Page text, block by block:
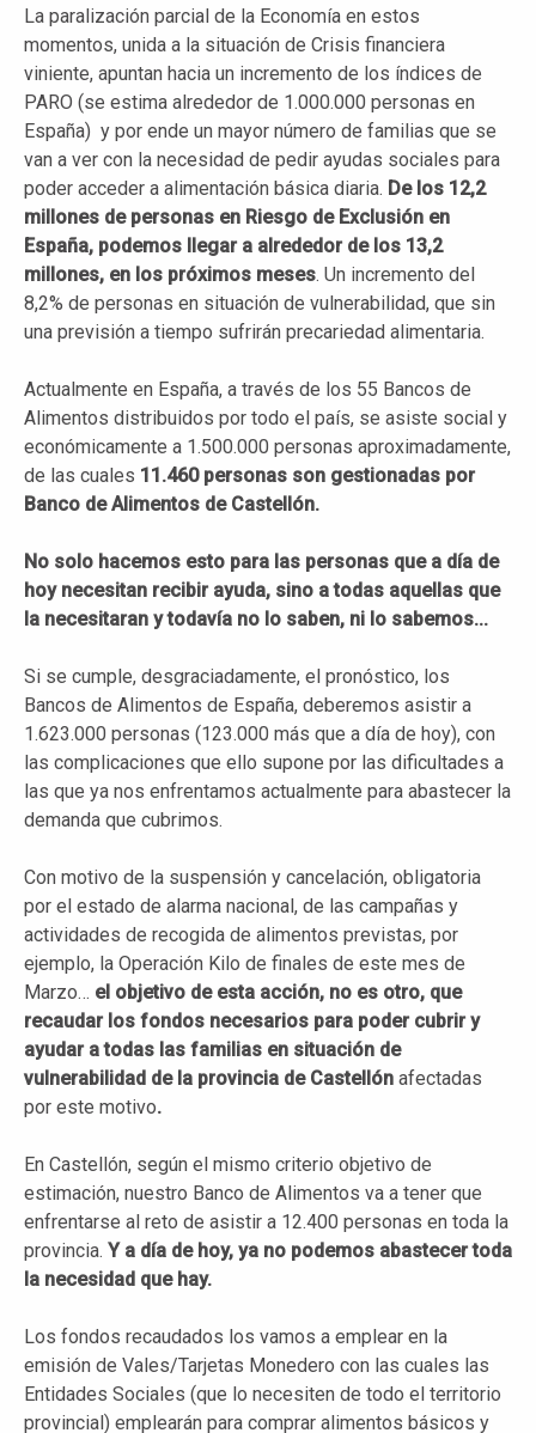
La paralización parcial de la Economía en estos
momentos, unida a la situación de Crisis financiera
viniente, apuntan hacia un incremento de los índices de
PARO (se estima alrededor de 1.000.000 personas en
España) y por ende un mayor número de familias que se
van a ver con la necesidad de pedir ayudas sociales para
poder acceder a alimentación básica diaria. De los 12,2
millones de personas en Riesgo de Exclusión en
España, podemos llegar a alrededor de los 13,2
millones, en los próximos meses. Un incremento del
8,2% de personas en situación de vulnerabilidad, que sin
una previsión a tiempo sufrirán precariedad alimentaria.
Actualmente en España, a través de los 55 Bancos de
Alimentos distribuidos por todo el país, se asiste social y
económicamente a 1.500.000 personas aproximadamente,
de las cuales 11.460 personas son gestionadas por
Banco de Alimentos de Castellón.
No solo hacemos esto para las personas que a día de
hoy necesitan recibir ayuda, sino a todas aquellas que
la necesitaran y todavía no lo saben, ni lo sabemos...
Si se cumple, desgraciadamente, el pronóstico, los
Bancos de Alimentos de España, deberemos asistir a
1.623.000 personas (123.000 más que a día de hoy), con
las complicaciones que ello supone por las dificultades a
las que ya nos enfrentamos actualmente para abastecer la
demanda que cubrimos.
Con motivo de la suspensión y cancelación, obligatoria
por el estado de alarma nacional, de las campañas y
actividades de recogida de alimentos previstas, por
ejemplo, la Operación Kilo de finales de este mes de
Marzo… el objetivo de esta acción, no es otro, que
recaudar los fondos necesarios para poder cubrir y
ayudar a todas las familias en situación de
vulnerabilidad de la provincia de Castellón afectadas
por este motivo.
En Castellón, según el mismo criterio objetivo de
estimación, nuestro Banco de Alimentos va a tener que
enfrentarse al reto de asistir a 12.400 personas en toda la
provincia. Y a día de hoy, ya no podemos abastecer toda
la necesidad que hay.
Los fondos recaudados los vamos a emplear en la
emisión de Vales/Tarjetas Monedero con las cuales las
Entidades Sociales (que lo necesiten de todo el territorio
provincial) emplearán para comprar alimentos básicos y